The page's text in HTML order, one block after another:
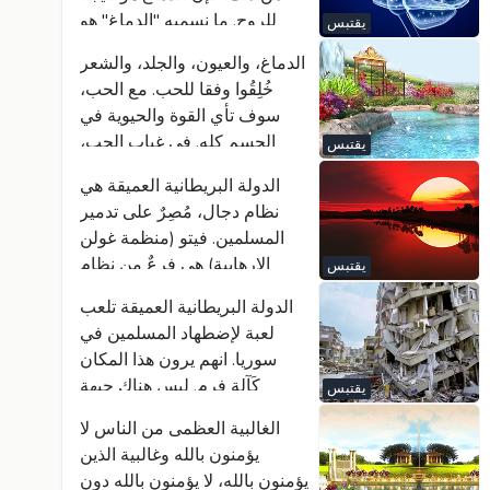
الشخص. ولا ينبغي التغاضي عن
أيٍ من هذه الإلهامات الإلهية.
أولئك الذين ينجحون في ذلك،
سيفوزون بكل شيء.
يقتبس
لِلروح. ما نسميه "الدماغ" هو
محل الجزار. كل شيء هو روح
الله.
يقتبس
الدماغ، والعيون، والجلد، والشعر
خُلِقُوا وفقا للحب. مع الحب،
سوف تأي القوة والحيوية في
الجسم كله. في غياب الحب،
أن جميع الخلايا يتم خلقها وفقا
للحب، فعندما لا تجد الحب، فإنها
-بمعنى آخرـ تبدأ في الانتحار.
غياب الحب يسبب انهيار جسم
الإنسان بسرعة كبيرة.
يقتبس
الدولة البريطانية العميقة هي
نظام دجال، مُصِرٌ على تدمير
المسلمين. فيتو (منظمة غولن
الإرهابية) هي فرعٌ من نظام
يقتبس
الدولة البريطانية العميقة تلعب
لعبة لإضطهاد المسلمين في
سوريا. انهم يرون هذا المكان
كَآلة فرم. ليس هناك جبهة
لِلمسلمين. قول أن اللاجئين
السوريين ينبغي أن يعودوا إلى
الغالبية العظمى من الناس لا
يؤمنون بالله وغالبية الذين
يؤمنون بالله، لا يؤمنون بالله دون